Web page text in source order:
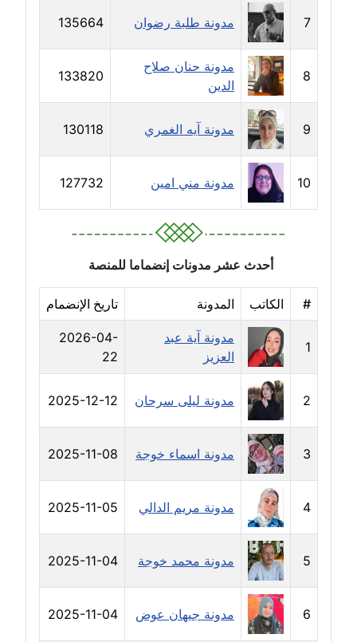
مدونة خالد دومه
عاملة
مدونة خالد صالح
عاملة
مدونة خالد عويس
عاملة
مدونة خالد منير
عاملة
مدونة خليل السيد
عاملة
مدونة خولة سعيدان
عاملة
مدونة داليا السعيد
مدونة داليا فاروق
عاملة
مدونة داليا نور
مدونة دعاء البدري
عاملة
مدونة دعاء الجابي
عاملة
7 مدونة طلبة رضوان 135664
8
مدونة حنان صلاح
الدين
133820
9 مدونة آيه الغمري 130118
10 مدونة مني امين 127732
أحدث عشر مدونات إنضماما للمنصة
# الكاتب المدونة تاريخ الإنضمام
1
مدونة آية عبد
العزيز
2026-04-
22
2 مدونة ليلى سرحان 2025-12-12
3 مدونة اسماء خوجة 2025-11-08
4 مدونة مريم الدالي 2025-11-05
5 مدونة محمد خوجة 2025-11-04
6 مدونة جيهان عوض 2025-11-04